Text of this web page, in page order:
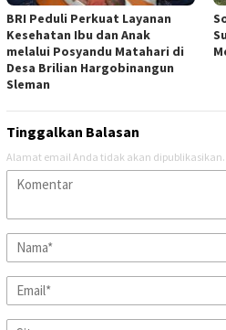
BRI Peduli Perkuat Layanan
Kesehatan Ibu dan Anak
melalui Posyandu Matahari di
Desa Brilian Hargobinangun
Sleman
Tinggalkan Balasan
Alamat email Anda tidak akan dipublikasikan.